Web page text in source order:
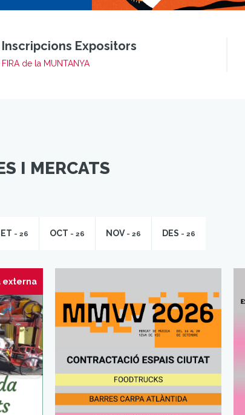
Inscripcions Expositors
FIRA de la MUNTANYA
I MERCATS
- 26 OCT - 26 NOV - 26 DES - 26
externa